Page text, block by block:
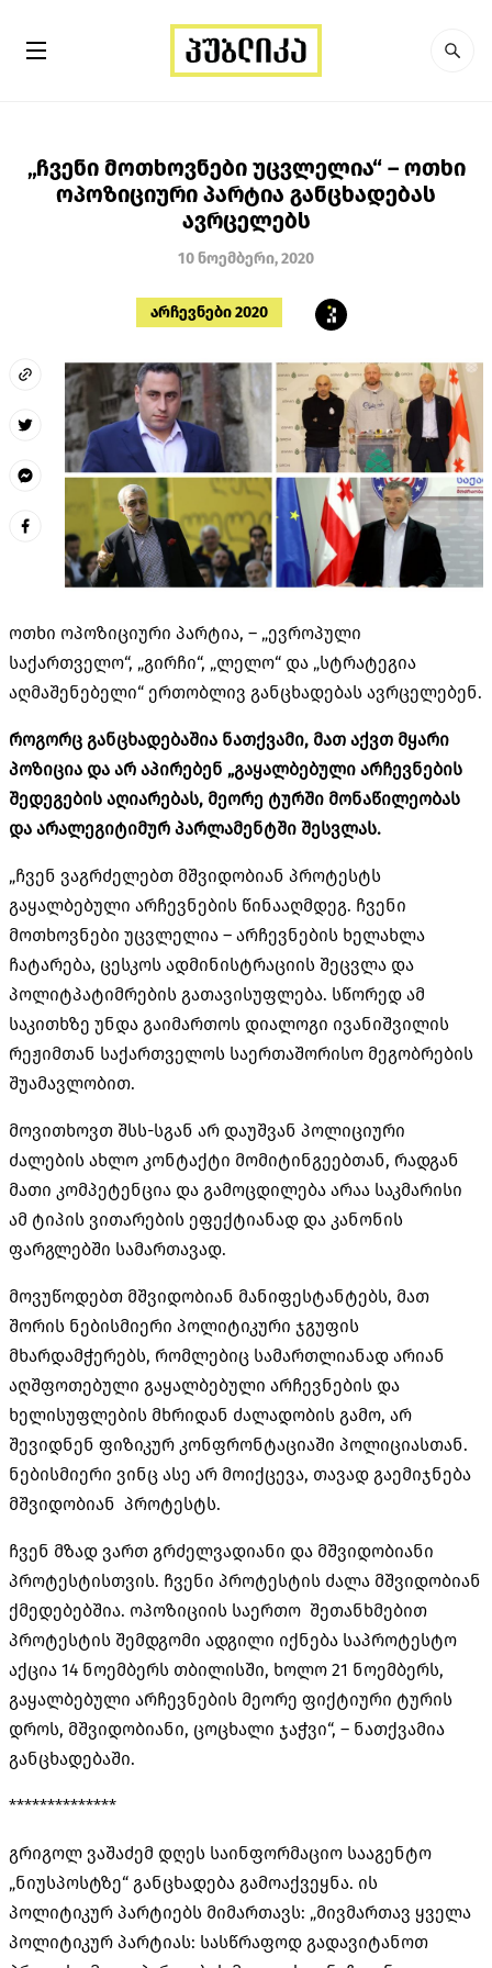
„ჩვენი მოთხოვნები უცვლელია“ – ოთხი
ოპოზიციური პარტია განცხადებას
ავრცელებს
10 ნოემბერი, 2020
არჩევნები 2020
ოთხი ოპოზიციური პარტია, – „ევროპული
საქართველო“, „გირჩი“, „ლელო“ და „სტრატეგია
აღმაშენებელი“ ერთობლივ განცხადებას ავრცელებენ.
როგორც განცხადებაშია ნათქვამი, მათ აქვთ მყარი
პოზიცია და არ აპირებენ „გაყალბებული არჩევნების
შედეგების აღიარებას, მეორე ტურში მონაწილეობას
და არალეგიტიმურ პარლამენტში შესვლას.
„ჩვენ ვაგრძელებთ მშვიდობიან პროტესტს
გაყალბებული არჩევნების წინააღმდეგ. ჩვენი
მოთხოვნები უცვლელია – არჩევნების ხელახლა
ჩატარება, ცესკოს ადმინისტრაციის შეცვლა და
პოლიტპატიმრების გათავისუფლება. სწორედ ამ
საკითხზე უნდა გაიმართოს დიალოგი ივანიშვილის
რეჟიმთან საქართველოს საერთაშორისო მეგობრების
შუამავლობით.
მოვითხოვთ შსს-სგან არ დაუშვან პოლიციური
ძალების ახლო კონტაქტი მომიტინგეებთან, რადგან
მათი კომპეტენცია და გამოცდილება არაა საკმარისი
ამ ტიპის ვითარების ეფექტიანად და კანონის
ფარგლებში სამართავად.
მოვუწოდებთ მშვიდობიან მანიფესტანტებს, მათ
შორის ნებისმიერი პოლიტიკური ჯგუფის
მხარდამჭერებს, რომლებიც სამართლიანად არიან
აღშფოთებული გაყალბებული არჩევნების და
ხელისუფლების მხრიდან ძალადობის გამო, არ
შევიდნენ ფიზიკურ კონფრონტაციაში პოლიციასთან.
ნებისმიერი ვინც ასე არ მოიქცევა, თავად გაემიჯნება
მშვიდობიან პროტესტს.
ჩვენ მზად ვართ გრძელვადიანი და მშვიდობიანი
პროტესტისთვის. ჩვენი პროტესტის ძალა მშვიდობიან
ქმედებებშია. ოპოზიციის საერთო შეთანხმებით
პროტესტის შემდგომი ადგილი იქნება საპროტესტო
აქცია 14 ნოემბერს თბილისში, ხოლო 21 ნოემბერს,
გაყალბებული არჩევნების მეორე ფიქტიური ტურის
დროს, მშვიდობიანი, ცოცხალი ჯაჭვი“, – ნათქვამია
განცხადებაში.
**************
გრიგოლ ვაშაძემ დღეს საინფორმაციო სააგენტო
„ნიუსპოსტზე“ განცხადება გამოაქვეყნა. ის
პოლიტიკურ პარტიებს მიმართავს: „მივმართავ ყველა
პოლიტიკურ პარტიას: სასწრაფოდ გადავიტანოთ